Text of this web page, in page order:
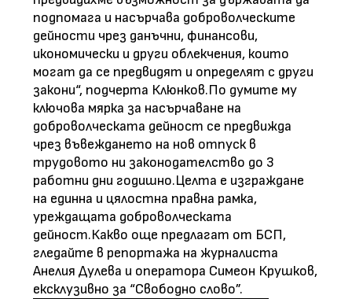
подпомага и насърчава доброволческите
дейности чрез данъчни, финансови,
икономически и други облекчения, които
могат да се предвидят и определят с други
закони“, подчерта Клюнков.По думите му
ключова мярка за насърчаване на
доброволческата дейност се предвижда
чрез въвеждането на нов отпуск в
трудовото ни законодателство до 3
работни дни годишно.Целта е изграждане
на единна и цялостна правна рамка,
уреждащата доброволческата
дейност.Какво още предлагат от БСП,
гледайте в репортажа на журналиста
Анелия Дулева и оператора Симеон Крушков,
ексклузивно за “Свободно слово”.